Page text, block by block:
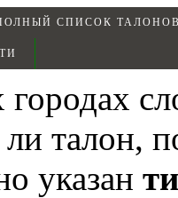
СПИСОК
талон,
указан